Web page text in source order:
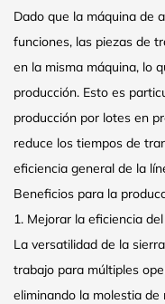
Dado que la máquina de
funciones, las piezas de
en la misma máquina, lo
producción. Esto es
producción por lotes en
reduce los tiempos de
eficiencia general de la
Beneficios para la
1. Mejorar la eficiencia
La versatilidad de la
trabajo para múltiples
eliminando la molestia